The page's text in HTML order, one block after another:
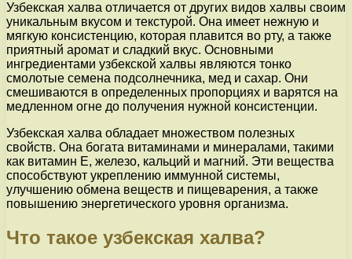
Узбекская халва отличается от других видов халвы своим
уникальным вкусом и текстурой. Она имеет нежную и
мягкую консистенцию, которая плавится во рту, а также
приятный аромат и сладкий вкус. Основными
ингредиентами узбекской халвы являются тонко
смолотые семена подсолнечника, мед и сахар. Они
смешиваются в определенных пропорциях и варятся на
медленном огне до получения нужной консистенции.
Узбекская халва обладает множеством полезных
свойств. Она богата витаминами и минералами, такими
как витамин Е, железо, кальций и магний. Эти вещества
способствуют укреплению иммунной системы,
улучшению обмена веществ и пищеварения, а также
повышению энергетического уровня организма.
Что такое узбекская халва?